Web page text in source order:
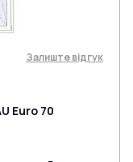
Залиште відгук
Euro 70